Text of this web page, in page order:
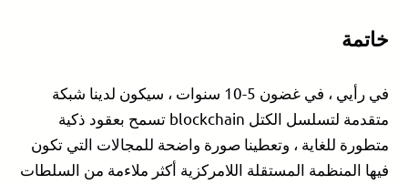
خاتمة
في رأيي ، في غضون 5-10 سنوات ، سيكون لدينا شبكة
متقدمة لتسلسل الكتل blockchain تسمح بعقود ذكية
متطورة للغاية ، وتعطينا صورة واضحة للمجالات التي تكون
فيها المنظمة المستقلة اللامركزية أكثر ملاءمة من السلطات